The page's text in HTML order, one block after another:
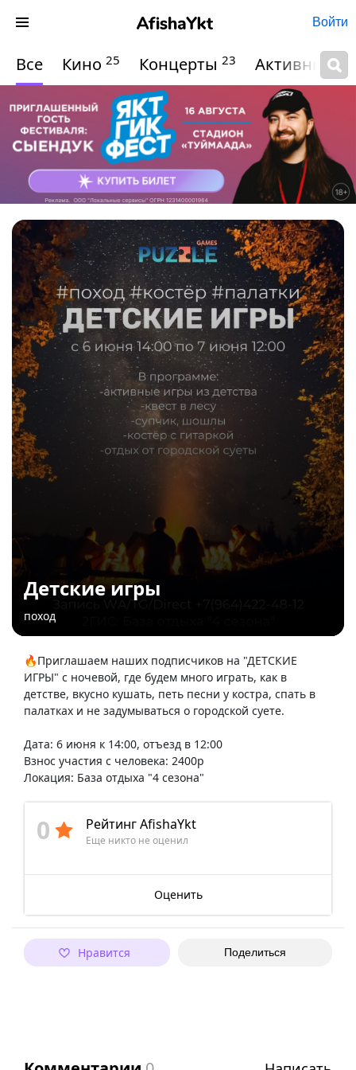
Войти
Все Кино 25 Концерты 23 Активный
Детские игры
поход
🔥Приглашаем наших подписчиков на "ДЕТСКИЕ
ИГРЫ" с ночевой, где будем много играть, как в
детстве, вкусно кушать, петь песни у костра, спать в
палатках и не задумываться о городской суете.
Дата: 6 июня к 14:00, отъезд в 12:00
Взнос участия с человека: 2400р
Локация: База отдыха "4 сезона"
0 Рейтинг AfishaYkt
Еще никто не оценил
Оценить
Нравится Поделиться